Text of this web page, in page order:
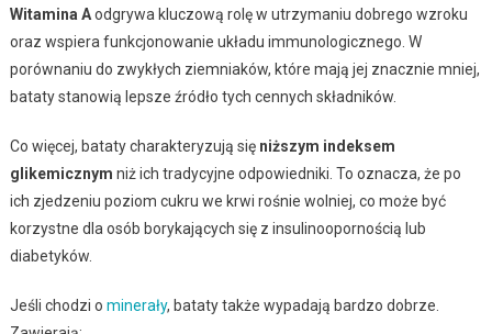
Witamina Aodgrywa kluczową rolę w utrzymaniu dobrego wzroku
oraz wspiera funkcjonowanie układu immunologicznego. W
porównaniu do zwykłych ziemniaków, które mają jej znacznie mniej,
bataty stanowią lepsze źródło tych cennych składników.
Co więcej, bataty charakteryzują się niższym indeksem
glikemicznym niż ich tradycyjne odpowiedniki. To oznacza, że po
ich zjedzeniu poziom cukru we krwi rośnie wolniej, co może być
korzystne dla osób borykających się z insulinoopornością lub
diabetyków.
Jeśli chodzi o minerały, bataty także wypadają bardzo dobrze.